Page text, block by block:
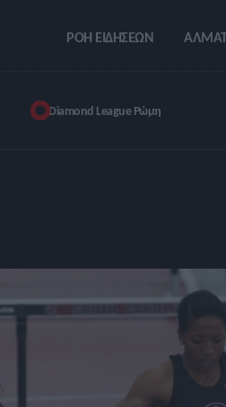
ΡΟΗ ΕΙΔΗΣΕΩΝ
Diamond League Ρώμη